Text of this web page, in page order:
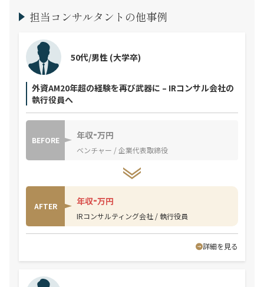
担当コンサルタントの他事例
外資AM20年超の経験を再び武器に – IRコンサル会社の
執行役員へ
50代/男性 (大学卒)
BEFORE 年収-万円
ベンチャー / 企業代表取締役
AFTER 年収-万円
IRコンサルティング会社 / 執行役員
詳細を見る